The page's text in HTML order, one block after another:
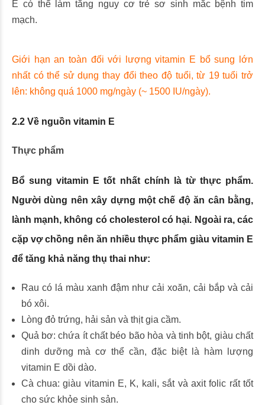
E có thể làm tăng nguy cơ trẻ sơ sinh mắc bệnh tim
mạch.
Giới hạn an toàn đối với lượng vitamin E bổ sung lớn
nhất có thể sử dụng thay đổi theo độ tuổi, từ 19 tuổi trở
lên: không quá 1000 mg/ngày (~ 1500 IU/ngày).
2.2 Về nguồn vitamin E
Thực phẩm
Bổ sung vitamin E tốt nhất chính là từ thực phẩm.
Người dùng nên xây dựng một chế độ ăn cân bằng,
lành mạnh, không có cholesterol có hại. Ngoài ra, các
cặp vợ chồng nên ăn nhiều thực phẩm giàu vitamin E
để tăng khả năng thụ thai như:
Rau có lá màu xanh đậm như cải xoăn, cải bắp và cải
bó xôi.
Lòng đỏ trứng, hải sản và thịt gia cầm.
Quả bơ: chứa ít chất béo bão hòa và tinh bột, giàu chất
dinh dưỡng mà cơ thể cần, đặc biệt là hàm lượng
vitamin E dồi dào.
Cà chua: giàu vitamin E, K, kali, sắt và axit folic rất tốt
cho sức khỏe sinh sản.